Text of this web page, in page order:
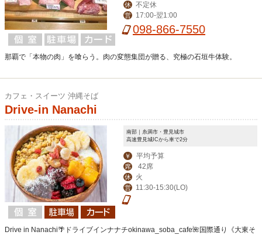
休 不定休
営 17:00-翌1:00
098-866-7550
那覇で「本物の肉」を喰らう。肉の変態集団が贈る、究極の石垣牛体験。
カフェ・スイーツ 沖縄そば
Drive-in Nanachi
南部｜糸満市・豊見城市
高速豊見城ICから車で2分
￥ 平均予算
席 42席
休 火
営 11:30-15:30(LO)
Drive in Nanachi🌴ドライブインナナチokinawa_soba_cafe🌺国際通り《大東そ